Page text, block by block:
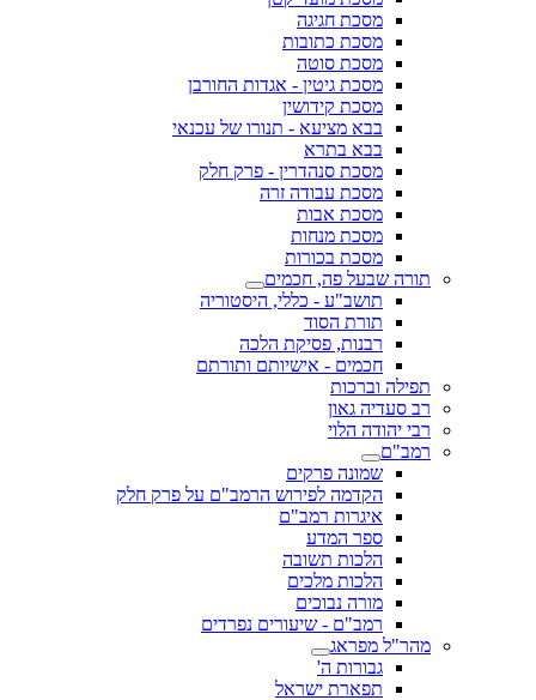
מסכת חגיגה
מסכת כתובות
מסכת סוטה
מסכת גיטין - אגדות החורבן
מסכת קידושין
בבא מציעא - תנורו של עכנאי
בבא בתרא
מסכת סנהדרין - פרק חלק
מסכת עבודה זרה
מסכת אבות
מסכת מנחות
מסכת בכורות
תורה שבעל פה, חכמים
תושב"ע - כללי, היסטוריה
תורת הסוד
רבנות, פסיקת הלכה
חכמים - אישיותם ותורתם
תפילה וברכות
רב סעדיה גאון
רבי יהודה הלוי
רמב"ם
שמונה פרקים
הקדמה לפירוש הרמב"ם על פרק חלק
איגרות רמב"ם
ספר המדע
הלכות תשובה
הלכות מלכים
מורה נבוכים
רמב"ם - שיעורים נפרדים
מהר"ל מפראג
גבורות ה'
תפארת ישראל